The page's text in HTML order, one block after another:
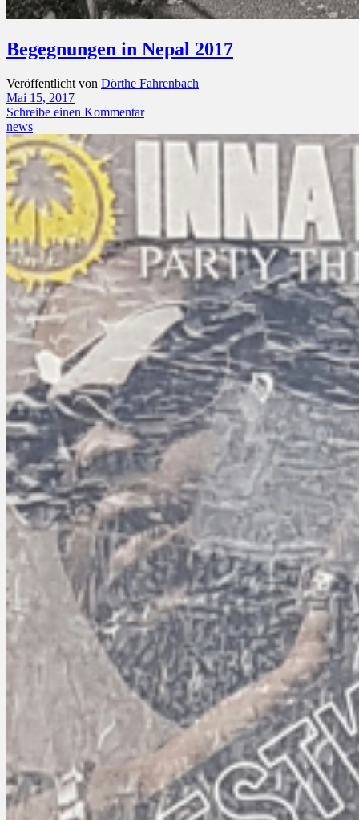
Begegnungen in Nepal 2017
Veröffentlicht von Dörthe Fahrenbach
Mai 15, 2017
Schreibe einen Kommentar
news